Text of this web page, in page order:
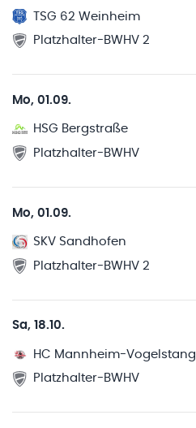
TSG 62 Weinheim
Platzhalter-BWHV 2
Mo, 01.09.
HSG Bergstraße
Platzhalter-BWHV
Mo, 01.09.
SKV Sandhofen
Platzhalter-BWHV 2
Sa, 18.10.
HC Mannheim-Vogelstang
Platzhalter-BWHV